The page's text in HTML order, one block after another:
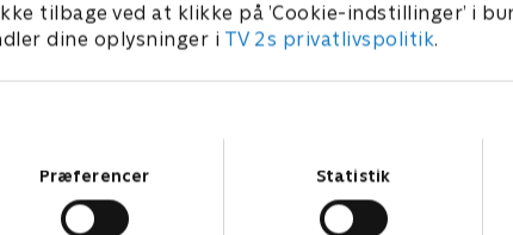
tilbage ved at klikke på ’Cookie-indstillinger’ i
dine oplysninger i TV 2s privatlivspolitik.
Præferencer Statistik